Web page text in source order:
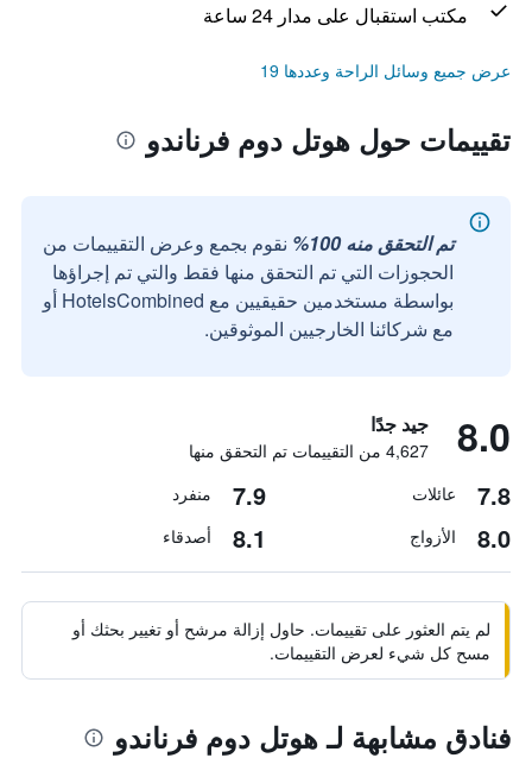
مكتب استقبال على مدار 24 ساعة
عرض جميع وسائل الراحة وعددها 19
تقييمات حول هوتل دوم فرناندو
تم التحقق منه 100%
نقوم بجمع وعرض التقييمات من
الحجوزات التي تم التحقق منها فقط والتي تم إجراؤها
بواسطة مستخدمين حقيقيين مع HotelsCombined أو
مع شركائنا الخارجيين الموثوقين.
8.0 جيد جدًا
4,627 من التقييمات تم التحقق منها
7.8 عائلات 7.9 منفرد
8.0 الأزواج 8.1 أصدقاء
لم يتم العثور على تقييمات. حاول إزالة مرشح أو تغيير بحثك أو
مسح كل شيء لعرض التقييمات.
فنادق مشابهة لـ هوتل دوم فرناندو